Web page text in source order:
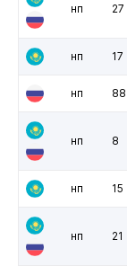
нп 27
нп 17
нп 88
нп 8
нп 15
нп 21